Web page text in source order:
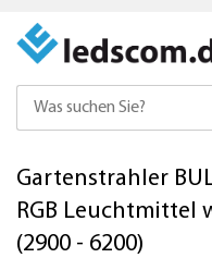
zum
Inhalt
Gartenstrahler
RGB Leuchtmittel
(2900 - 6200)